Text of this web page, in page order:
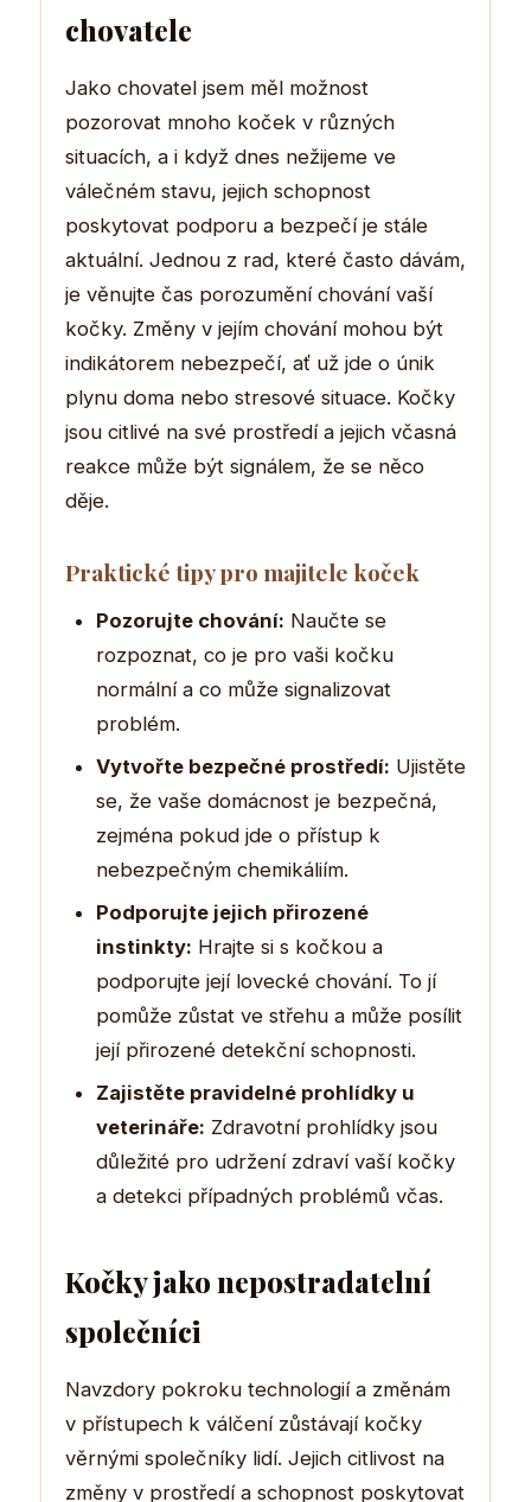
chovatele
Jako chovatel jsem měl možnost
pozorovat mnoho koček v různých
situacích, a i když dnes nežijeme ve
válečném stavu, jejich schopnost
poskytovat podporu a bezpečí je stále
aktuální. Jednou z rad, které často dávám,
je věnujte čas porozumění chování vaší
kočky. Změny v jejím chování mohou být
indikátorem nebezpečí, ať už jde o únik
plynu doma nebo stresové situace. Kočky
jsou citlivé na své prostředí a jejich včasná
reakce může být signálem, že se něco
děje.
Praktické tipy pro majitele koček
Pozorujte chování: Naučte se
rozpoznat, co je pro vaši kočku
normální a co může signalizovat
problém.
Vytvořte bezpečné prostředí: Ujistěte
se, že vaše domácnost je bezpečná,
zejména pokud jde o přístup k
nebezpečným chemikáliím.
Podporujte jejich přirozené
instinkty: Hrajte si s kočkou a
podporujte její lovecké chování. To jí
pomůže zůstat ve střehu a může posílit
její přirozené detekční schopnosti.
Zajistěte pravidelné prohlídky u
veterináře: Zdravotní prohlídky jsou
důležité pro udržení zdraví vaší kočky
a detekci případných problémů včas.
Kočky jako nepostradatelní
společníci
Navzdory pokroku technologií a změnám
v přístupech k válčení zůstávají kočky
věrnými společníky lidí. Jejich citlivost na
změny v prostředí a schopnost poskytovat